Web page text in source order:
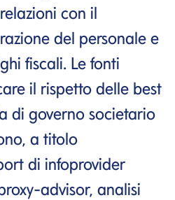
con il
del personale e
fiscali. Le fonti
il rispetto delle best
di governo societario
a titolo
di infoprovider
advisor, analisi